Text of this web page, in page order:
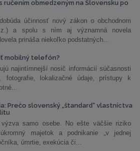
obmedzeným na Slovensku po
účinnosť nový zákon o obchodnom
a spolu s ním aj významná novela
prináša niekoľko podstatných...
mobilný telefón?
najintímnejší nosič informácií súčasnosti
fotografie, lokalizačné údaje, prístupy k
Prečo slovenský „štandard“ vlastníctva
výzva samo osebe. No ešte väčšie riziko
majetok a podnikanie „v jednej
úmrtie, exekúcia či...